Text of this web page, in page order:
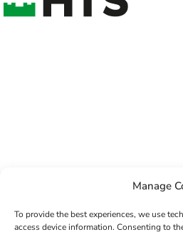
Manage
To provide the best experiences, we use
access device information. Consenting to